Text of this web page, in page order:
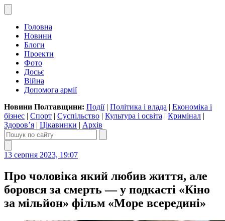
Головна
Новини
Блоги
Проекти
Фото
Досьє
Війна
Допомога армії
Новини Полтавщини: Події| Політика і влада | Економіка і
бізнес | Спорт | Суспільство | Культура і освіта | Кримінал |
Здоров’я | Цікавинки | Архів
13 серпня 2023, 19:07
Про чоловіка який любив життя, але
боровся за смерть — у подкасті «Кіно
за мільйон» фільм «Море всередині»